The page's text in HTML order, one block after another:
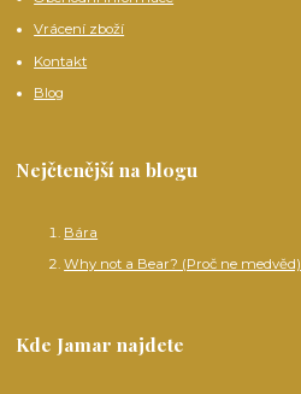
Vrácení zboží
Kontakt
Blog
Nejčtenější na blogu
Bára
Why not a Bear? (Proč ne medvěd)
Kde Jamar najdete